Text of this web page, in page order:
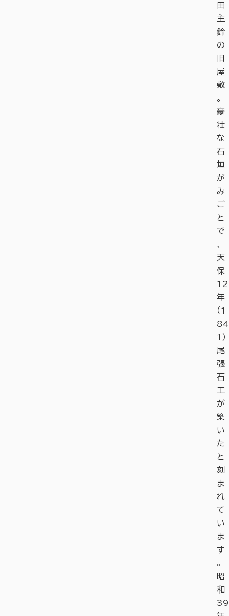
田
主
鈴
の
旧
屋
敷
。
豪
壮
な
石
垣
が
み
ご
と
で
、
天
保
12
年
（1
84
1）
尾
張
石
工
が
築
い
た
と
刻
ま
れ
て
い
ま
す
。
昭
和
39